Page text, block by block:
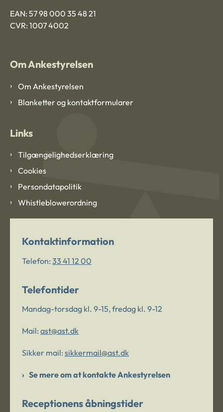
EAN: 57 98 000 35 48 21
CVR: 1007 4002
Om Ankestyrelsen
Om Ankestyrelsen
Blanketter og kontaktformularer
Links
Tilgængelighedserklæring
Cookies
Persondatapolitik
Whistleblowerordning
Kontaktinformation
Telefon: 33 41 12 00
Telefontider
Mandag-torsdag kl. 9-15, fredag kl. 9-12
Mail: ast@ast.dk
Sikker mail: sikkermail@ast.dk
Se mere om at kontakte Ankestyrelsen
Receptionens åbningstider